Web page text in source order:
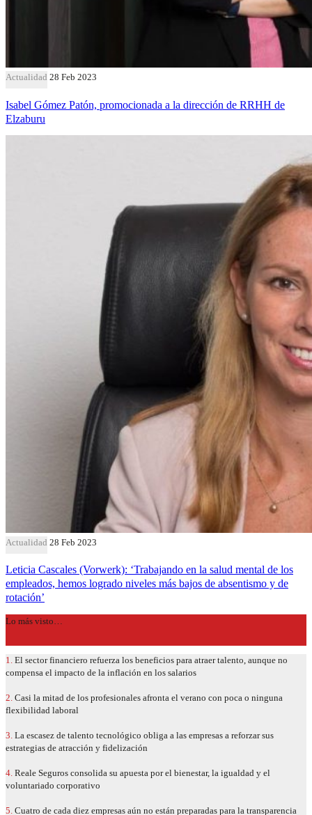
Actualidad 28 Feb 2023
Isabel Gómez Patón, promocionada a la dirección de RRHH de
Elzaburu
Actualidad 28 Feb 2023
Leticia Cascales (Vorwerk): ‘Trabajando en la salud mental de los
empleados, hemos logrado niveles más bajos de absentismo y de
rotación’
Lo más visto…
1. El sector financiero refuerza los beneficios para atraer talento, aunque no
compensa el impacto de la inflación en los salarios
2. Casi la mitad de los profesionales afronta el verano con poca o ninguna
flexibilidad laboral
3. La escasez de talento tecnológico obliga a las empresas a reforzar sus
estrategias de atracción y fidelización
4. Reale Seguros consolida su apuesta por el bienestar, la igualdad y el
voluntariado corporativo
5. Cuatro de cada diez empresas aún no están preparadas para la transparencia